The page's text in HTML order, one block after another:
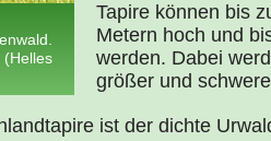
(Helles
Tapire können bis
Metern hoch und
werden. Dabei
größer und
ist der dichte